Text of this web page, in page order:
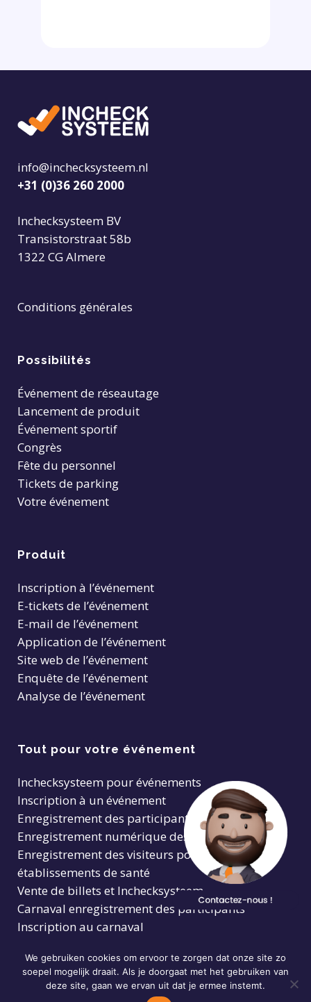
info@inchecksysteem.nl
+31 (0)36 260 2000
Inchecksysteem BV
Transistorstraat 58b
1322 CG Almere
Conditions générales
Possibilités
Événement de réseautage
Lancement de produit
Événement sportif
Congrès
Fête du personnel
Tickets de parking
Votre événement
Produit
Inscription à l’événement
E-tickets de l’événement
E-mail de l’événement
Application de l’événement
Site web de l’événement
Enquête de l’événement
Analyse de l’événement
Tout pour votre événement
Inchecksysteem pour événements
Inscription à un événement
Enregistrement des participants
Enregistrement numérique des visiteurs
Enregistrement des visiteurs pour les
établissements de santé
Vente de billets et Inchecksysteem
Carnaval enregistrement des participants
Inscription au carnaval
We gebruiken cookies om ervoor te zorgen dat onze site zo
soepel mogelijk draait. Als je doorgaat met het gebruiken van
deze site, gaan we ervan uit dat je ermee instemt.